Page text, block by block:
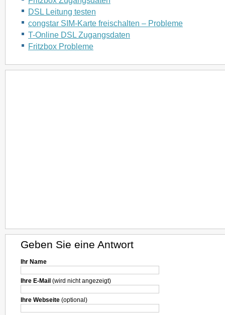
DSL Leitung testen
congstar SIM-Karte freischalten – Probleme
T-Online DSL Zugangsdaten
Fritzbox Probleme
Geben Sie eine Antwort
Ihr Name
Ihre E-Mail (wird nicht angezeigt)
Ihre Webseite (optional)